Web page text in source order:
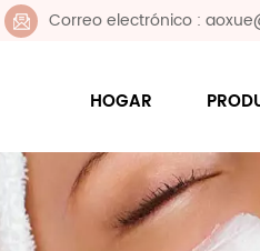
Correo electrónico :
HOGAR